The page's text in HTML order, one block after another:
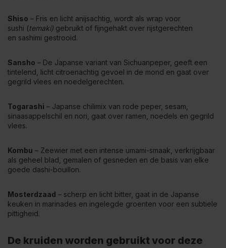
Shiso – Fris en licht anijsachtig, wordt als wrap voor
sushi (temaki) gebruikt of fijngehakt over rijstgerechten
en sashimi gestrooid.
Sansho – De Japanse variant van Sichuanpeper, geeft een
tintelend, licht citroenachtig gevoel in de mond en gaat over
gegrild vlees en noedelgerechten.
Togarashi – Japanse chilimix van rode peper, sesam,
sinaasappelschil en nori, gaat over ramen, noedels en gegrild
vlees.
Kombu – Zeewier met een intense umami-smaak, verkrijgbaar
als geheel blad, gemalen of gesneden en de basis van elke
goede dashi-bouillon.
Mosterdzaad – scherp en licht bitter, gaat in de Japanse
keuken in marinades en ingelegde groenten voor een subtiele
pittigheid.
De kruiden worden gebruikt voor deze